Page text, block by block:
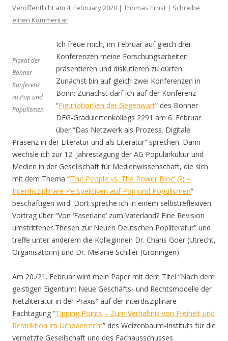
Veröffentlicht am 4. February 2020 | Thomas Ernst | Schreibe
einen Kommentar
Plakat der
Bonner
Konferenz
zu Pop und
Populismen
Ich freue mich, im Februar auf gleich drei
Konferenzen meine Forschungsarbeiten
präsentieren und diskutieren zu dürfen.
Zunächst bin auf gleich zwei Konferenzen in
Bonn: Zunächst darf ich auf der Konferenz
“Figur(ation)en der Gegenwart” des Bonner
DFG-Graduiertenkollegs 2291 am 6. Februar
über “Das Netzwerk als Prozess. Digitale
Präsenz in der Literatur und als Literatur” sprechen. Dann
wechsle ich zur 12. Jahrestagung der AG Populärkultur und
Medien in der Gesellschaft für Medienwissenschaft, die sich
mit dem Thema “‘The People vs. The Power Bloc’ (?) –
Interdisziplinäre Perspektiven auf Pop und Populismen”
beschäftigen wird. Dort spreche ich in einem selbstreflexiven
Vortrag über “Von ‘Faserland’ zum Vaterland? Eine Revision
umstrittener Thesen zur Neuen Deutschen Popliteratur” und
treffe unter anderem die Kolleginnen Dr. Charis Goer (Utrecht,
Organisatorin) und Dr. Melanie Schiller (Groningen).
Am 20./21. Februar wird mein Paper mit dem Titel “Nach dem
geistigen Eigentum: Neue Geschäfts- und Rechtsmodelle der
Netzliteratur in der Praxis” auf der interdisziplinäre
Fachtagung “Tipping Points – Zum Verhältnis von Freiheit und
Restriktion im Urheberrecht” des Weizenbaum-Instituts für die
vernetzte Gesellschaft und des Fachausschusses